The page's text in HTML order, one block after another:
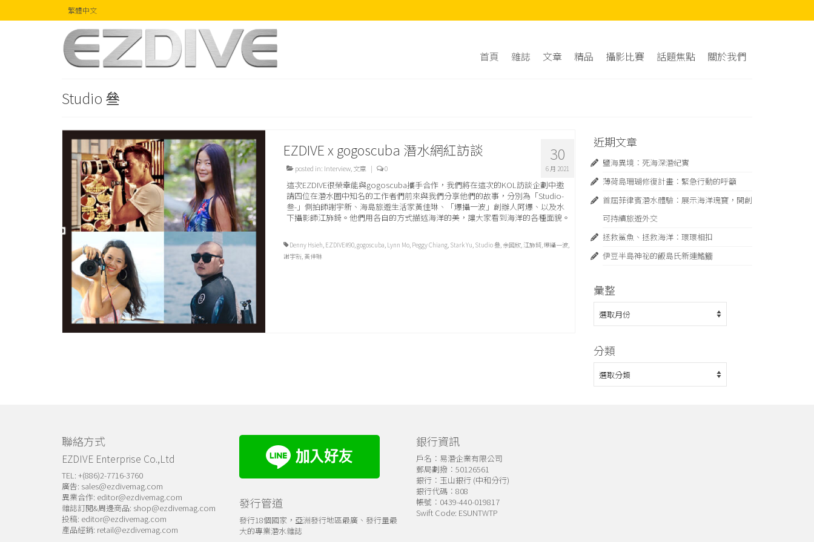
繁體中文
首頁 雜誌 文章 精品 攝影比賽 話題焦點 關於我們
Studio 叄
30
6 月 2021
EZDIVE x gogoscuba 潛水網紅訪談
posted in: Interview,文章 | 0
這次EZDIVE很榮幸能與gogoscuba攜手合作，我們將在這次的KOL訪談企劃中邀
請四位在潛水圈中知名的工作者們前來與我們分享他們的故事，分別為「Studio-
叁-」側拍師謝宇新、海島旅遊生活家黃佳琳、「爆攝一波」創辦人阿爆、以及水
下攝影師江斾錡。他們用各自的方式描述海洋的美，讓大家看到海洋的各種面貌。
Denny Hsieh, EZDIVE#90,gogoscuba, Lynn Mo, Peggy Chiang, Stark Yu, Studio 叄,余國欣,江斾錡,爆攝一波,
謝宇新, 黃佳琳
近期文章
鹽海異境：死海深潛紀實
薄荷島珊瑚修復計畫：緊急⾏動的呼籲
首屆菲律賓潛水體驗：展示海洋瑰寶，開創
可持續旅遊外交
拯救鯊魚、拯救海洋：環環相扣
伊豆半島神祕的飯島氏新連鰭䲗
彙整
整
分類
類
聯絡方式
EZDIVE Enterprise Co.,Ltd
TEL: +(886)2-7716-3760
廣告: sales@ezdivemag.com
異業合作: editor@ezdivemag.com
雜誌訂閱&周邊商品: shop@ezdivemag.com
投稿: editor@ezdivemag.com
產品經銷: retail@ezdivemag.com
發行管道
發行18個國家，亞洲發行地區最廣、發行量最
大的專業潛水雜誌
銀行資訊
戶名：易潛企業有限公司
郵局劃撥：50126561
銀行：玉山銀行 (中和分行)
銀行代碼：808
帳號：0439-440-019817
Swift Code: ESUNTWTP